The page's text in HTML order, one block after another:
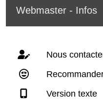
Webmaster - Infos
Nous
Version texte